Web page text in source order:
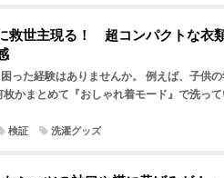
救世主現る！ 超コンパクトな衣
った経験はありませんか。 例えば、子供
かまとめて『おしゃれ着モード』で洗っ
検証 洗濯グッズ
る？」 4か月ほ
きたグレゴリー『
ファッション